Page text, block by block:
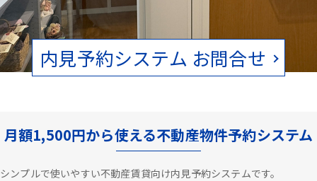
内見予約システム お問合せ
月額1,500円から使える不動産物件予約システム
シンプルで使いやすい不動産賃貸向け内見予約システムです。